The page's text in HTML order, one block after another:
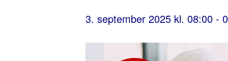
3. september 2025 kl. 08:00 -